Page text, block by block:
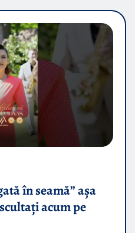
în seamă” așa
acum pe